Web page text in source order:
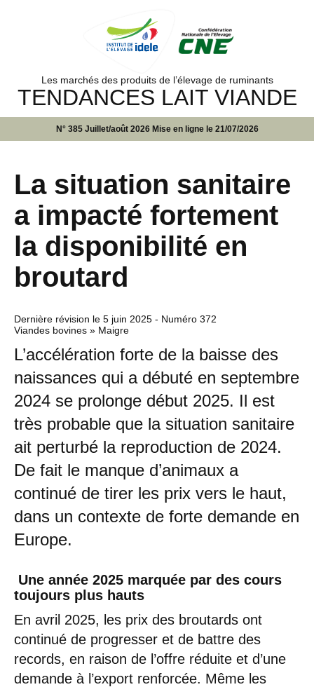
Les marchés des produits de l’élevage de ruminants
TENDANCES LAIT VIANDE
N° 385 Juillet/août 2026 Mise en ligne le 21/07/2026
La situation sanitaire
a impacté fortement
la disponibilité en
broutard
Dernière révision le 5 juin 2025 - Numéro 372
Viandes bovines » Maigre
L’accélération forte de la baisse des
naissances qui a débuté en septembre
2024 se prolonge début 2025. Il est
très probable que la situation sanitaire
ait perturbé la reproduction de 2024.
De fait le manque d’animaux a
continué de tirer les prix vers le haut,
dans un contexte de forte demande en
Europe.
Une année 2025 marquée par des cours
toujours plus hauts
En avril 2025, les prix des broutards ont
continué de progresser et de battre des
records, en raison de l’offre réduite et d’une
demande à l’export renforcée. Même les